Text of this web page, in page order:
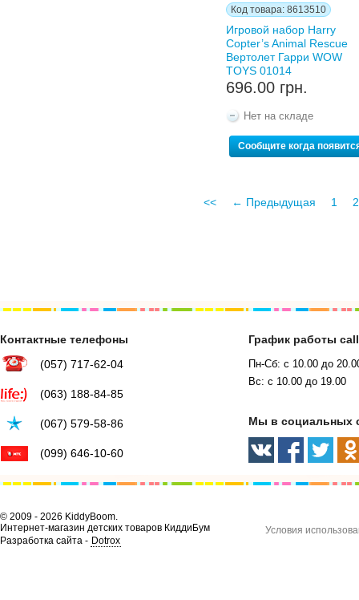
Код товара: 8613510
Игровой набор Harry
Copter’s Animal Rescue
Вертолет Гарри WOW
TOYS 01014
696.00 грн.
Нет на складе
Сообщите когда
<< ← Предыдущая 1 2
Контактные телефоны
(057) 717-62-04
(063) 188-84-85
(067) 579-58-86
(099) 646-10-60
График работы
Пн-Сб: с 10.00 до
Вс: с 10.00 до 19.00
Мы в социальных
© 2009 - 2026 KiddyBoom.
Интернет-магазин детских товаров КиддиБум
Разработка сайта - Dotrox
Условия